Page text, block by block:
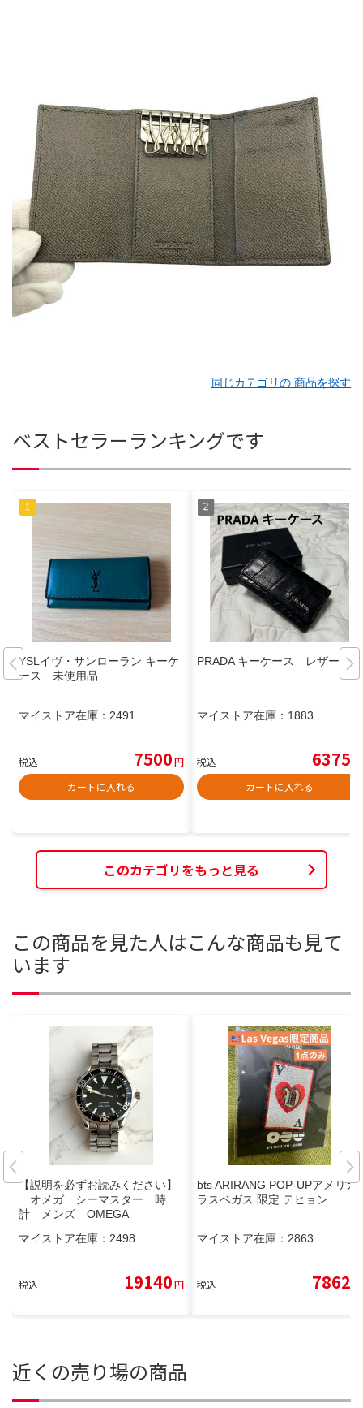
同じカテゴリの 商品を探す
ベストセラーランキングです
YSLイヴ・サンローラン キーケ
ース 未使用品
マイストア在庫： 2491
税込 7500円
カートに入れる
PRADA キーケース レザー
マイストア在庫： 1883
税込 6375
カートに入れる
このカテゴリをもっと見る
この商品を見た人はこんな商品も見て
います
【説明を必ずお読みください】
オメガ シーマスター 時
計 メンズ OMEGA
マイストア在庫： 2498
税込 19140円
bts ARIRANG POP-UPアメリカ
ラスベガス 限定 テヒョン
マイストア在庫： 2863
税込 7862
近くの売り場の商品